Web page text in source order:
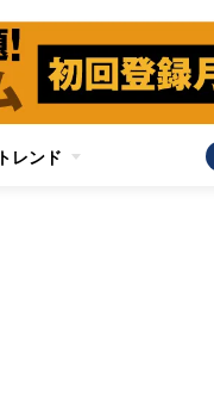
トレンド